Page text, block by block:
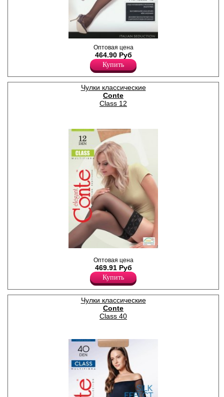
Чулки классические
шелковистые, с широкой
кружевной резинкой на
силиконовой основе (12 см),
сформированная нога,
Лайкра 12%
Полиамид 88%
Плотность 40ден
Оптовая цена
464.90 Руб
Купить
Чулки классические
Conte
Class 12
резинкой (9 см) на силиконе.
Плотность 12ден
Полиамид 79%
Эластан 21%
Оптовая цена
469.91 Руб
Купить
Чулки классические
Conte
Class 40